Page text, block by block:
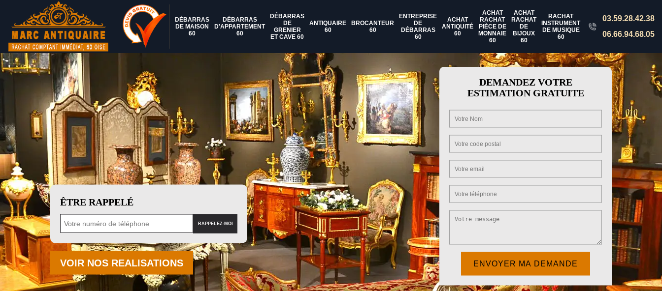
DÉBARRAS
DE MAISON
60
DÉBARRAS
D'APPARTEMENT
60
DÉBARRAS
DE
GRENIER
ET CAVE 60
ANTIQUAIRE
60
BROCANTEUR
60
ENTREPRISE
DE
DÉBARRAS
60
ACHAT
ANTIQUITÉ
60
ACHAT
RACHAT
PIÈCE DE
MONNAIE
60
ACHAT
RACHAT
DE
BIJOUX
60
RACHAT
INSTRUMENT
DE MUSIQUE
60
03.59.28.42.38
06.66.94.68.05
ÊTRE RAPPELÉ
VOIR NOS REALISATIONS
DEMANDEZ VOTRE
ESTIMATION GRATUITE